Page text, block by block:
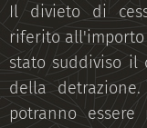
Il divieto di
riferito
stato suddiviso il
della
potranno